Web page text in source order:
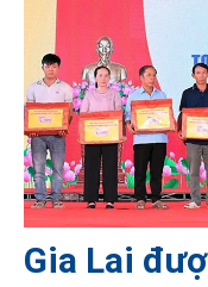
Gia Lai